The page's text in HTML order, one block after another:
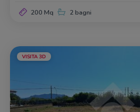
200 Mq 2 bagni
VISITA 3D